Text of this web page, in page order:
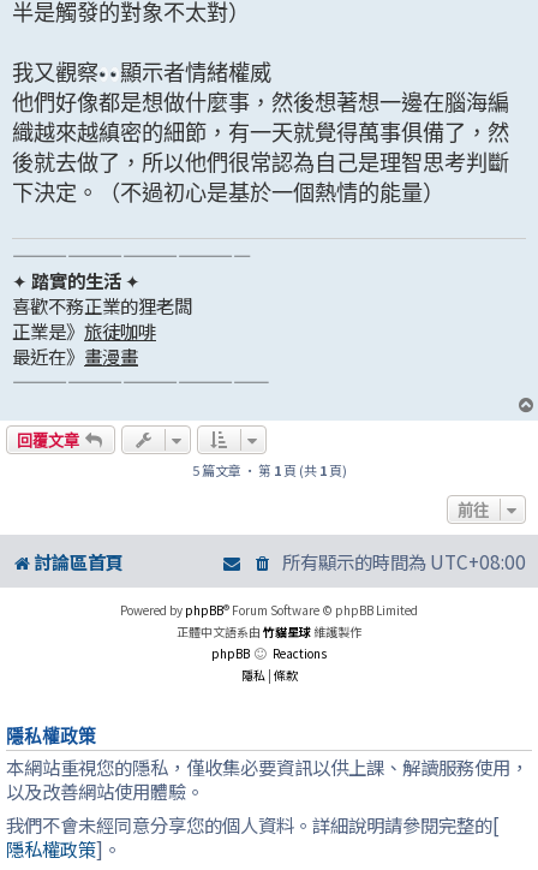
半是觸發的對象不太對）
我又觀察
顯示者情緒權威
他們好像都是想做什麼事，然後想著想一邊在腦海編
織越來越縝密的細節，有一天就覺得萬事俱備了，然
後就去做了，所以他們很常認為自己是理智思考判斷
下決定。（不過初心是基於一個熱情的能量）
—————————————
✦ 踏實的生活✦
喜歡不務正業的狸老闆
正業是》 旅徒咖啡
最近在》 畫漫畫
——————————————
回覆文章
5 篇文章 • 第 1頁 (共1頁)
前往
討論區首頁 所有顯示的時間為UTC+08:00
Powered by phpBB® Forum Software © phpBB Limited
正體中文語系由 竹貓星球 維護製作
phpBB
Reactions
隱私| 條款
隱私權政策
本網站重視您的隱私，僅收集必要資訊以供上課、解讀服務使用，
以及改善網站使用體驗。
我們不會未經同意分享您的個人資料。詳細說明請參閱完整的[
隱私權政策]。